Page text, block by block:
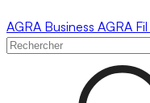
AGRA Business AGRA Fil